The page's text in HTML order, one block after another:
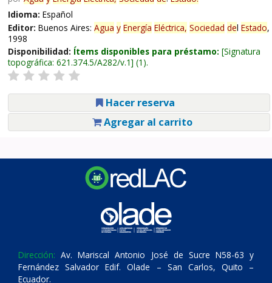
Idioma: Español
Editor: Buenos Aires: Agua y Energía Eléctrica, Sociedad del Estado,
1998
Disponibilidad: Ítems disponibles para préstamo: Signatura
topográfica: 621.374.5/A282/v.1 (1).
Hacer reserva
Agregar al carrito
Dirección: Av. Mariscal Antonio José de Sucre N58-63 y
Fernández Salvador Edif. Olade – San Carlos, Quito –
Ecuador.